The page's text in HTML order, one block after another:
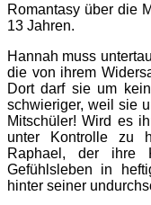
Romantasy über die
13 Jahren.
Hannah muss
die von ihrem
Dort darf sie um
schwieriger, weil sie
Mitschüler! Wird es
unter Kontrolle zu
Raphael, der ihre
Gefühlsleben in
hinter seiner